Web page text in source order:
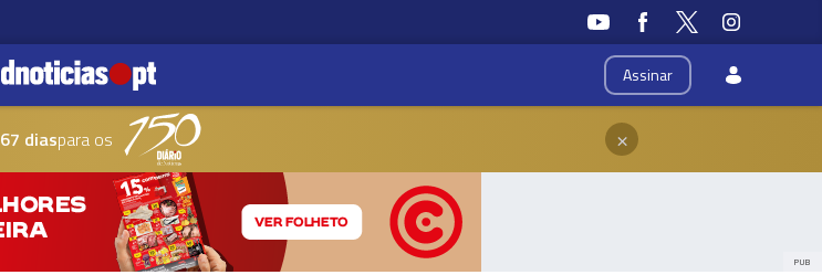
Assinar
67 diaspara os ×
PUB